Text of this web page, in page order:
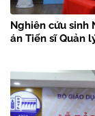
Nghiên cứu sinh
án Tiến sĩ Quản